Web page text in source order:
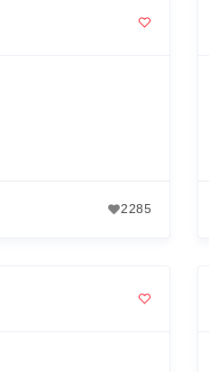
2285